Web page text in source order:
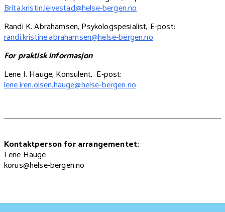
Brita.kristin.leivestad@helse-bergen.no
Randi K. Abrahamsen, Psykologspesialist, E-post:
randi.kristine.abrahamsen@helse-bergen.no
For praktisk informasjon
Lene I. Hauge, Konsulent, E-post:
lene.iren.olsen.hauge@helse-bergen.no
Kontaktperson for arrangementet:
Lene Hauge
korus@helse-bergen.no